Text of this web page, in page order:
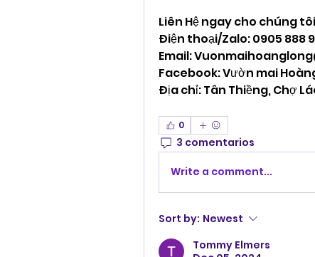
Liên Hệ ngay cho chúng
Điện thoại/Zalo: 0905 888
Email:
Facebook: Vườn mai
Địa chỉ: Tân Thiềng, Chợ
0
3 comentarios
Write a comment...
Sort by: Newest
Tommy Elmers